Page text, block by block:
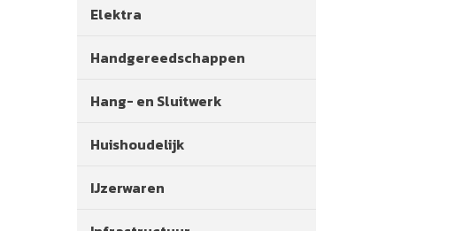
Elektra
Handgereedschappen
Hang- en Sluitwerk
Huishoudelijk
IJzerwaren